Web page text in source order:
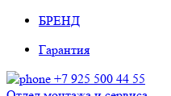
БРЕНД
Гарантия
+7 925 500 44 55